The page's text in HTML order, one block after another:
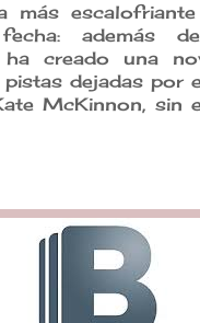
además
ha creado una
dejadas por
McKinnon, sin